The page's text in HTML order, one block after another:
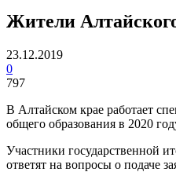
Жители
23.12.2019
0
797
В Алтайском крае работает
общего образования в 2020
Участники государственной
ответят на вопросы о подаче